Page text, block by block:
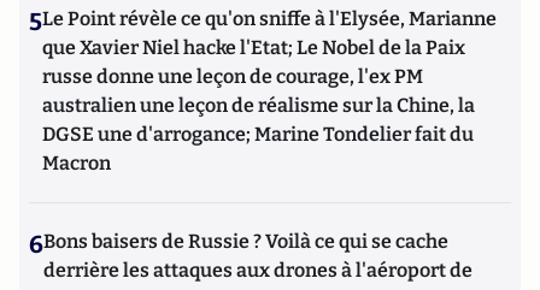
5Le Point révèle ce qu'on sniffe à l'Elysée, Marianne
que Xavier Niel hacke l'Etat; Le Nobel de la Paix
russe donne une leçon de courage, l'ex PM
australien une leçon de réalisme sur la Chine, la
DGSE une d'arrogance; Marine Tondelier fait du
Macron
6Bons baisers de Russie ? Voilà ce qui se cache
derrière les attaques aux drones à l'aéroport de